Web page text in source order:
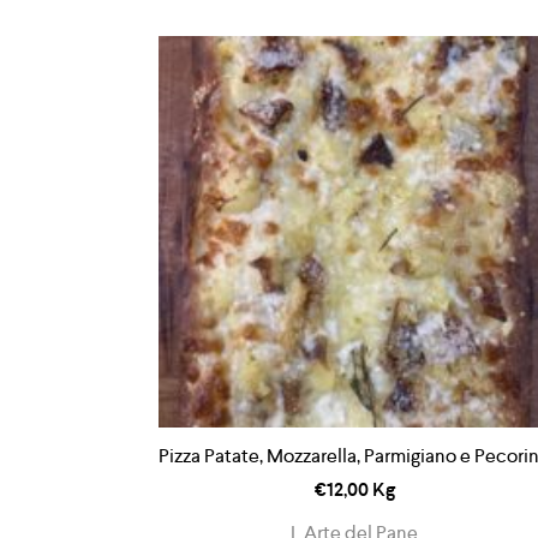
Pizza Patate, Mozzarella, Parmigiano e
€12,00Kg
L Arte del Pane